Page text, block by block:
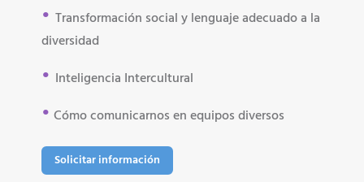
• Transformación social y lenguaje adecuado a la
diversidad
• Inteligencia Intercultural
• Cómo comunicarnos en equipos diversos
Solicitar información